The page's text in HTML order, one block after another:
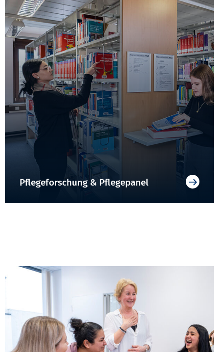
Pflegeforschung & Pflegepanel